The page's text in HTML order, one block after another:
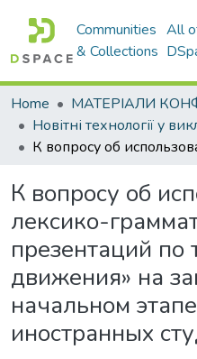
Communities
& Collections
All
Home
К вопросу об
лексико-
презентаций по
движения» на
начальном
иностранных